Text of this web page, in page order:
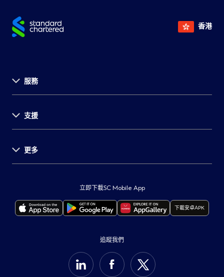
香港
服務
投資者關係
支援中心
自動櫃員機及分行
聯絡我們
支援
環球研究
打擊詐騙
保安訊息
更多
本行服務供應商所在地
立即下載SC Mobile App
下載安卓APK
追蹤我們